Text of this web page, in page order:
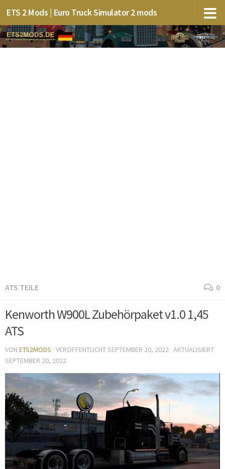
ETS 2 Mods | Euro Truck Simulator 2 mods
ATS TEILE 0
Kenworth W900L Zubehörpaket v1.0 1,45
ATS
VON ETS2MODS · VERÖFFENTLICHTSEPTEMBER 20, 2022 · AKTUALISIERT
SEPTEMBER 20, 2022